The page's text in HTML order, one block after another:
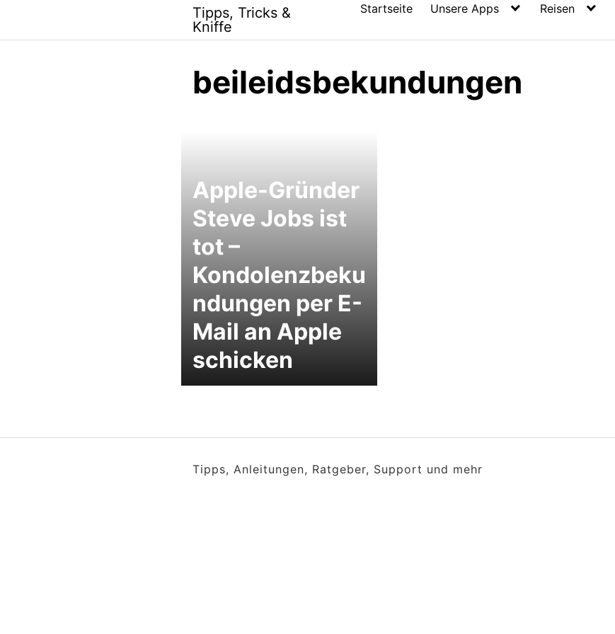
content
Tipps, Tricks &
Kniffe
Startseite Unsere Apps Reisen
beileidsbekundungen
Apple-Gründer
Steve Jobs ist
tot –
Kondolenzbeku
ndungen per E-
Mail an Apple
schicken
Tipps, Anleitungen, Ratgeber, Support und mehr